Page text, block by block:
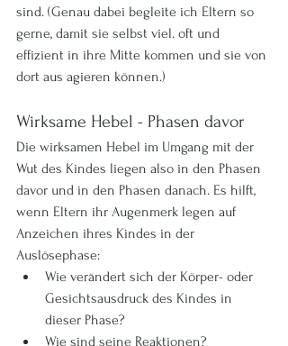
sind. (Genau dabei begleite ich Eltern so
gerne, damit sie selbst viel. oft und
effizient in ihre Mitte kommen und sie von
dort aus agieren können.)
Wirksame Hebel - Phasen davor
Die wirksamen Hebel im Umgang mit der
Wut des Kindes liegen also in den Phasen
davor und in den Phasen danach. Es hilft,
wenn Eltern ihr Augenmerk legen auf
Anzeichen ihres Kindes in der
Auslösephase:
Wie verändert sich der Körper- oder
Gesichtsausdruck des Kindes in
dieser Phase?
Wie sind seine Reaktionen?